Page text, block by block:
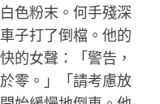
色粉末。何手殘深
子打了倒檔。他的
的女聲：「警告，
零。」「請考慮放